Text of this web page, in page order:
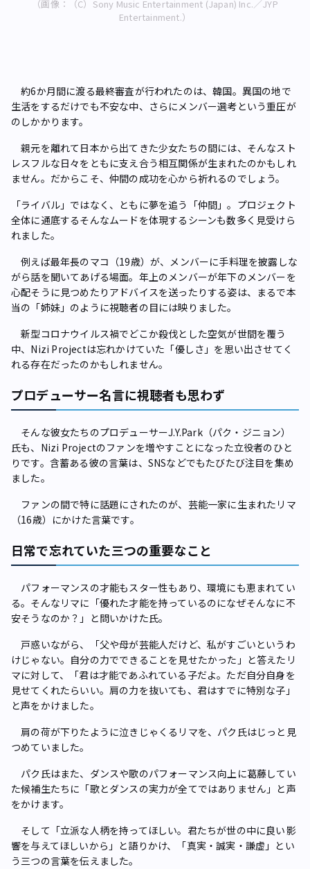
（画像：（C）Sony Music Entertainment (Japan) Inc.／JYP
Entertainment.）
約6か月間に渡る最終審査が行われたのは、韓国。異国の地で
生活をするだけでも不安な中、さらにメンバー選考という重圧が
のしかかります。
親元を離れて日本から出てきた少女たちの間には、そんなスト
レスフルな日々をともに支え合う相互関係が生まれたのかもしれ
ません。だからこそ、仲間の成功を心から祈れるのでしょう。
「ライバル」ではなく、ともに夢を追う「仲間」。プロジェクト
全体に通底するそんなムードを体現するシーンも数多く見受けら
れました。
例えば最年長のマコ（19歳）が、メンバーに手料理を披露しな
がら話を聞いてあげる場面。年上のメンバーが年下のメンバーを
心配そうに見つめたりアドバイスを送ったりする姿は、まるで本
当の「姉妹」のように視聴者の目には映りました。
新型コロナウイルス禍でどこか殺伐とした空気が世間を覆う
中、Nizi Projectは忘れかけていた「優しさ」を思い出させてく
れる存在だったのかもしれません。
プロデューサー名言に視聴者も思わず
そんな彼女たちのプロデューサーJ.Y.Park（パク・ジニョン）
氏も、Nizi Projectのファンを増やすことになった立役者のひと
りです。含蓄ある彼の言葉は、SNSなどでもたびたび注目を集め
ました。
ファンの間で特に話題にされたのが、芸能一家に生まれたリマ
（16歳）にかけた言葉です。
日常で忘れていた三つの重要なこと
パフォーマンスの才能もスター性もあり、環境にも恵まれてい
る。そんなリマに「優れた才能を持っているのになぜそんなに不
安そうなのか？」と問いかけた氏。
戸惑いながら、「父や母が芸能人だけど、私がすごいというわ
けじゃない。自分の力でできることを見せたかった」と答えたリ
マに対して、「君は才能であふれている子だよ。ただ自分自身を
見せてくれたらいい。肩の力を抜いても、君はすでに特別な子」
と声をかけました。
肩の荷が下りたように泣きじゃくるリマを、パク氏はじっと見
つめていました。
パク氏はまた、ダンスや歌のパフォーマンス向上に葛藤してい
た候補生たちに「歌とダンスの実力が全てではありません」と声
をかけます。
そして「立派な人柄を持ってほしい。君たちが世の中に良い影
響を与えてほしいから」と語りかけ、「真実・誠実・謙虚」とい
う三つの言葉を伝えました。